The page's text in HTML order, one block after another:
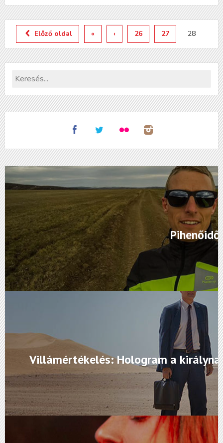
Előző oldal « ‹ 26 27 28
Pihenőidő
Villámértékelés: Hologram a